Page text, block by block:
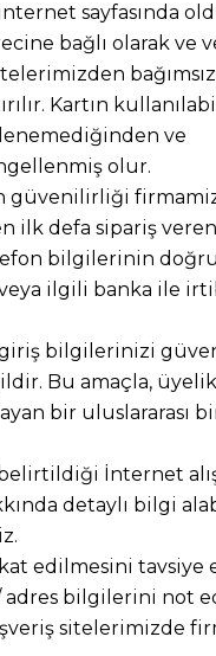
sayfasında
bağlı olarak ve
Kartın
ve
olur.
güvenilirliği
ilk defa sipariş
bilgilerinin
ilgili banka ile
giriş bilgilerinizi
Bu amaçla,
bir uluslararası
İnternet
detaylı bilgi
edilmesini tavsiye
adres bilgilerini not
sitelerimizde